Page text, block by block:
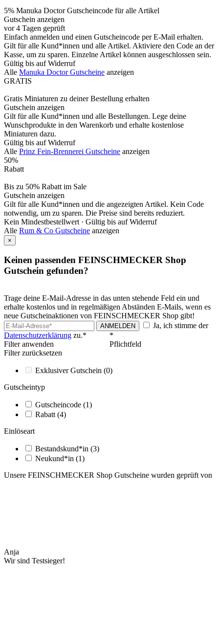
5% Manuka Doctor Gutscheincode für alle Artikel
Gutschein anzeigen
vor 4 Tagen geprüft
Einfach anmelden und einen Gutscheincode per E-Mail erhalten.
Gilt für alle Kund*innen und alle Artikel. Aktiviere den Code an der
Kasse, um zu sparen. Einzelne Artikel können ausgeschlossen sein.
Gültig bis auf Widerruf
Alle Manuka Doctor Gutscheine anzeigen
GRATIS
Gratis Miniaturen zu deiner Bestellung erhalten
Gutschein anzeigen
Gilt für alle Kund*innen und alle Bestellungen. Lege deine
Wunschprodukte in den Warenkorb und erhalte kostenlose
Miniaturen dazu.
Gültig bis auf Widerruf
Alle Prinz Fein-Brennerei Gutscheine anzeigen
50%
Rabatt
Bis zu 50% Rabatt im Sale
Gutschein anzeigen
Gilt für alle Kund*innen und die angezeigten Artikel. Kein Code
notwendig, um zu sparen. Die Preise sind bereits reduziert.
Kein Mindestbestellwert · Gültig bis auf Widerruf
Alle Rum & Co Gutscheine anzeigen
×
Keinen passenden FEINSCHMECKER Shop
Gutschein gefunden?
Trage deine E-Mail-Adresse in das unten stehende Feld ein und
erhalte kostenlos und in regelmäßigen Abständen E-Mails, wenn es
neue Gutscheinaktionen von FEINSCHMECKER Shop gibt!
ANMELDEN
Ja, ich stimme der
Datenschutzerklärung zu.*
*
Pflichtfeld
Filter anwenden
Filter zurücksetzen
Exklusiver Gutschein (0)
Gutscheintyp
Gutscheincode (1)
Rabatt (4)
Einlöseart
Bestandskund*in (3)
Neukund*in (1)
Unsere FEINSCHMECKER Shop Gutscheine wurden geprüft von
Anja
Wir sind Testsieger!